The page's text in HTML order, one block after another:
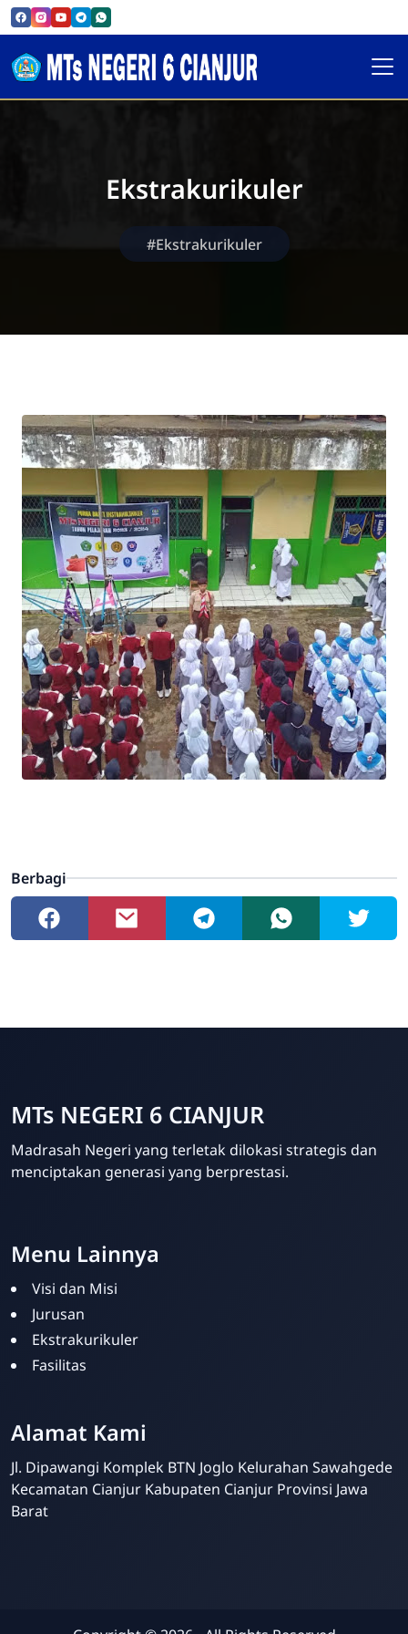
Ekstrakurikuler
#Ekstrakurikuler
Berbagi
MTs NEGERI 6 CIANJUR
Madrasah Negeri yang terletak dilokasi strategis dan
menciptakan generasi yang berprestasi.
Menu Lainnya
Visi dan Misi
Jurusan
Ekstrakurikuler
Fasilitas
Alamat Kami
Jl. Dipawangi Komplek BTN Joglo Kelurahan Sawahgede
Kecamatan Cianjur Kabupaten Cianjur Provinsi Jawa
Barat